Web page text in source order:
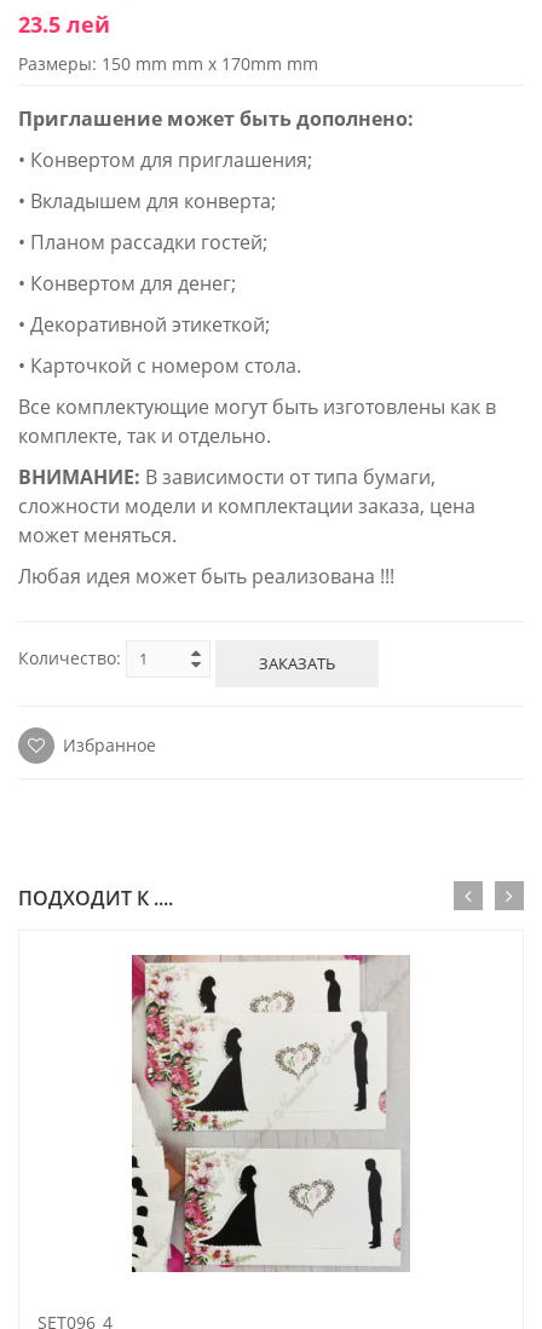
23.5 лей
Размеры: 150 mm mm x 170mm mm
Приглашение может быть дополнено:
• Конвертом для приглашения;
• Вкладышем для конверта;
• Планом рассадки гостей;
• Конвертом для денег;
• Декоративной этикеткой;
• Карточкой с номером стола.
Все комплектующие могут быть изготовлены как в
комплекте, так и отдельно.
ВНИМАНИЕ: В зависимости от типа бумаги,
сложности модели и комплектации заказа, цена
может меняться.
Любая идея может быть реализована !!!
Количество: ЗАКАЗАТЬ
Избранное
ПОДХОДИТ К ....
SET096_4